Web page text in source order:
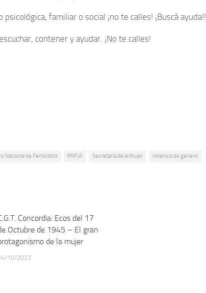
familiar o social ¡no te calles! ¡Buscá ayuda!!
contener y ayudar. ¡No te calles!
Nacional de Femicidios RNFJA Secretaría de la Mujer violencia de género
Concordia: Ecos del 17
Octubre de 1945 – El gran
de la mujer
10/2023